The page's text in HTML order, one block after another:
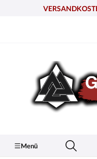
Menü